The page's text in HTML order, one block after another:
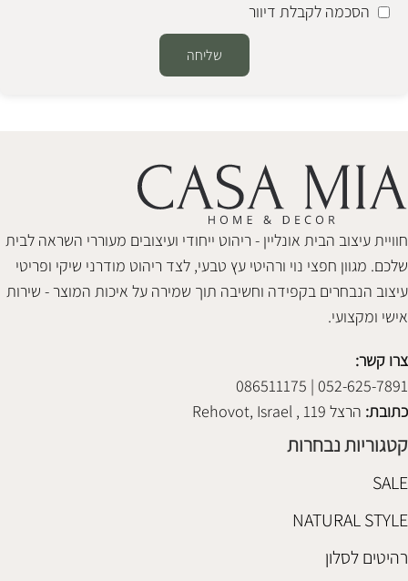
הסכמה לקבלת דיוור
שליחה
חוויית עיצוב הבית אונליין - ריהוט ייחודי ועיצובים מעוררי השראה לבית
שלכם. מגוון חפצי נוי ורהיטי עץ טבעי, לצד ריהוט מודרני שיקי ופריטי
עיצוב הנבחרים בקפידה וחשיבה תוך שמירה על איכות המוצר - שירות
אישי ומקצועי.
צרו קשר:
052-625-7891 | 086511175
כתובת: הרצל 119 , Rehovot, Israel
קטגוריות נבחרות
SALE
NATURAL STYLE
רהיטים לסלון